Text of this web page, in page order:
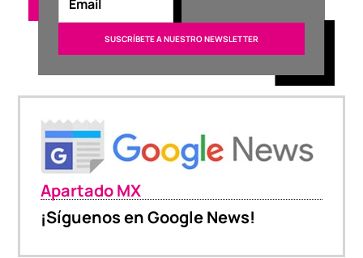
Apartado MX
¡Síguenos en Google News!